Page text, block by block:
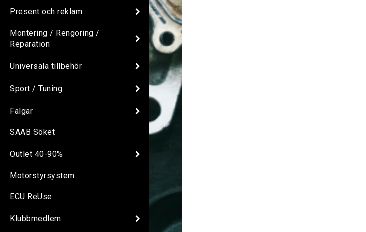
Present och reklam
Montering / Rengöring /
Reparation
Universala tillbehör
Sport / Tuning
Fälgar
SAAB Söket
Outlet 40-90%
Motorstyrsystem
ECU ReUse
Klubbmedlem